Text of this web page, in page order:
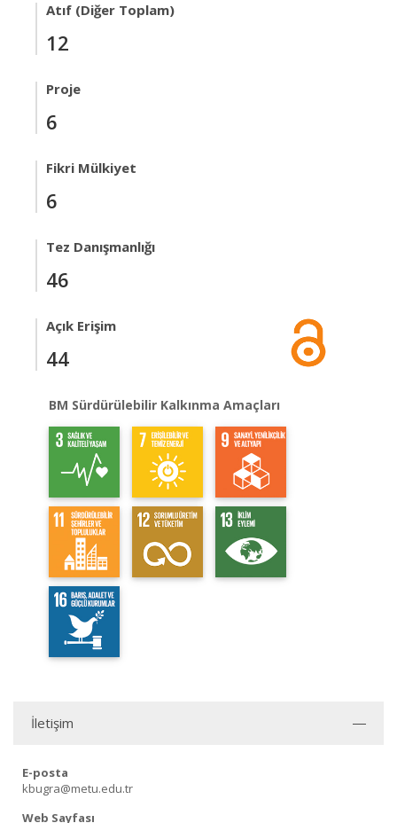
Atıf (Diğer Toplam)
12
Proje
6
Fikri Mülkiyet
6
Tez Danışmanlığı
46
Açık Erişim
44
BM Sürdürülebilir Kalkınma Amaçları
İletişim
E-posta
kbugra@metu.edu.tr
Web Sayfası